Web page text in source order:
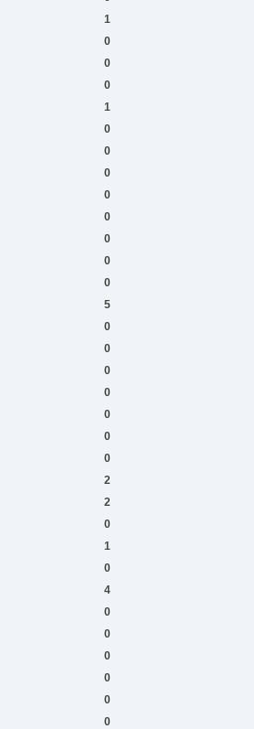
1
0
0
0
1
0
0
0
0
0
0
0
0
5
0
0
0
0
0
0
0
2
2
0
1
0
4
0
0
0
0
0
0